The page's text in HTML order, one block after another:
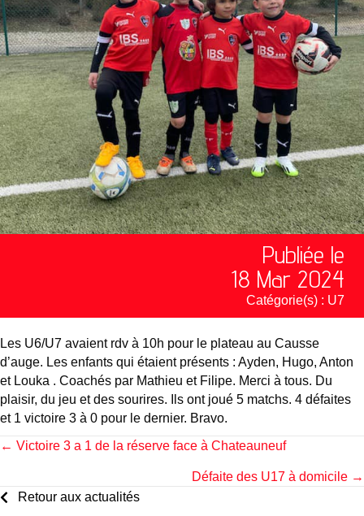
Publiée le
18 Mar 2024
Catégorie(s) : U7
Les U6/U7 avaient rdv à 10h pour le plateau au Causse
d’auge. Les enfants qui étaient présents : Ayden, Hugo, Anton
et Louka . Coachés par Mathieu et Filipe. Merci à tous. Du
plaisir, du jeu et des sourires. Ils ont joué 5 matchs. 4 défaites
et 1 victoire 3 à 0 pour le dernier. Bravo.
Posts
navigation
← Victoire 3 a 1 de la réserve face à Chateauneuf
Défaite des U17 à domicile →
Retour aux actualités